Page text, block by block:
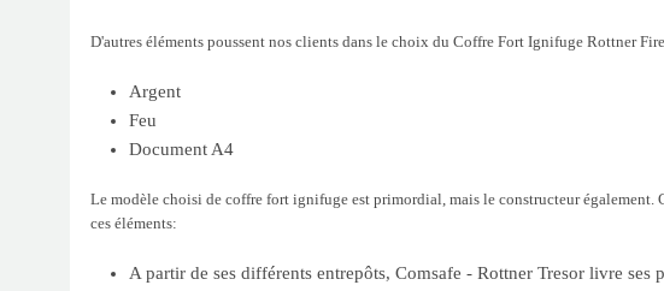
D'autres éléments poussent nos clients dans le choix du Coffre Fort Ignifuge Rottner
Argent
Feu
Document A4
Le modèle choisi de coffre fort ignifuge est primordial, mais le constructeur également.
ces éléments:
A partir de ses différents entrepôts, Comsafe - Rottner Tresor livre ses